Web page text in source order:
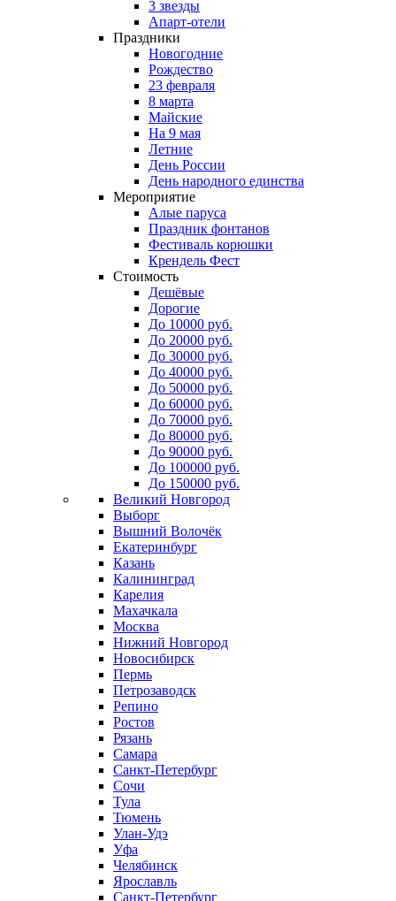
3 звезды
Апарт-отели
Праздники
Новогодние
Рождество
23 февраля
8 марта
Майские
На 9 мая
Летние
День России
День народного единства
Мероприятие
Алые паруса
Праздник фонтанов
Фестиваль корюшки
Крендель Фест
Стоимость
Дешёвые
Дорогие
До 10000 руб.
До 20000 руб.
До 30000 руб.
До 40000 руб.
До 50000 руб.
До 60000 руб.
До 70000 руб.
До 80000 руб.
До 90000 руб.
До 100000 руб.
До 150000 руб.
Великий Новгород
Выборг
Вышний Волочёк
Екатеринбург
Казань
Калининград
Карелия
Махачкала
Москва
Нижний Новгород
Новосибирск
Пермь
Петрозаводск
Репино
Ростов
Рязань
Самара
Санкт-Петербург
Сочи
Тула
Тюмень
Улан-Удэ
Уфа
Челябинск
Ярославль
Санкт-Петербург